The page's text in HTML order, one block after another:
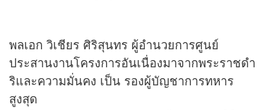
พลเอก วิเชียร ศิริสุนทร ผู้อํานวยการศูนย์
ประสานงานโครงการอันเนื่องมาจากพระราชดํา
ริและความมั่นคง เป็น รองผู้บัญชาการทหาร
สูงสุด